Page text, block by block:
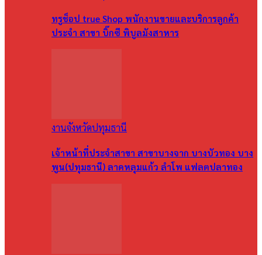
ทรูช็อป true Shop พนักงานขายและบริการลูกค้า
ประจำ สาขา บิ๊กซี พิบูลมังสาหาร
งานจังหวัดปทุมธานี
เจ้าหน้าที่ประจำสาขา สาขาบางจาก บางบัวทอง บาง
พูน(ปทุมธานี) ลาดหลุมแก้ว ลำโพ แฟลตปลาทอง